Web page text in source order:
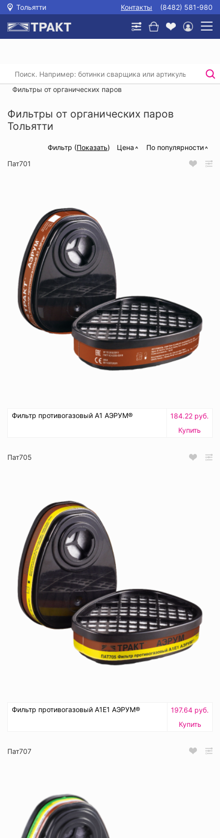
Тольятти Контакты (8482) 581-980
Главная / /
Маски, полумаски, фильтры
Фильтры от органических паров
Фильтры от органических паров
Тольятти
Фильтр (Показать) Цена
По популярности
Пат701
Фильтр противогазовый А1 АЭРУМ®
184.22 руб.
Купить
Пат705
Фильтр противогазовый А1Е1 АЭРУМ®
197.64 руб.
Купить
Пат707